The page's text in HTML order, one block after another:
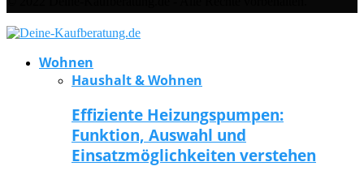
Wohnen
Haushalt & Wohnen
Effiziente Heizungspumpen:
Funktion, Auswahl und
Einsatzmöglichkeiten verstehen